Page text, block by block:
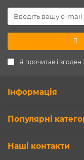
Я прочитав і
Інформація
Популярні
Наші контакти